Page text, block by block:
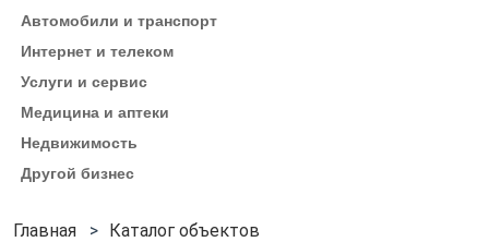
Автомобили и транспорт
Интернет и телеком
Услуги и сервис
Медицина и аптеки
Недвижимость
Другой бизнес
Каталог объектов